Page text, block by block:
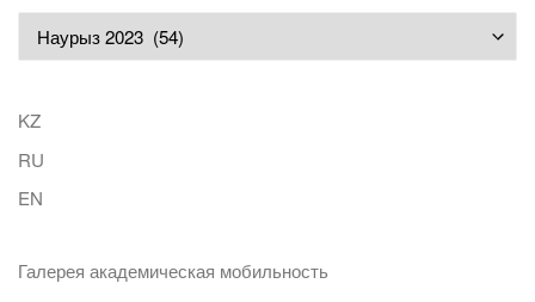
KZ
RU
EN
Галерея академическая мобильность